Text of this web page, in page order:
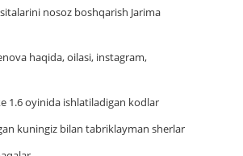
nosoz boshqаrish Jаrimа
haqida, oilasi, instagram,
1.6 oyinida ishlatiladigan kodlar
kuningiz bilan tabriklayman sherlar